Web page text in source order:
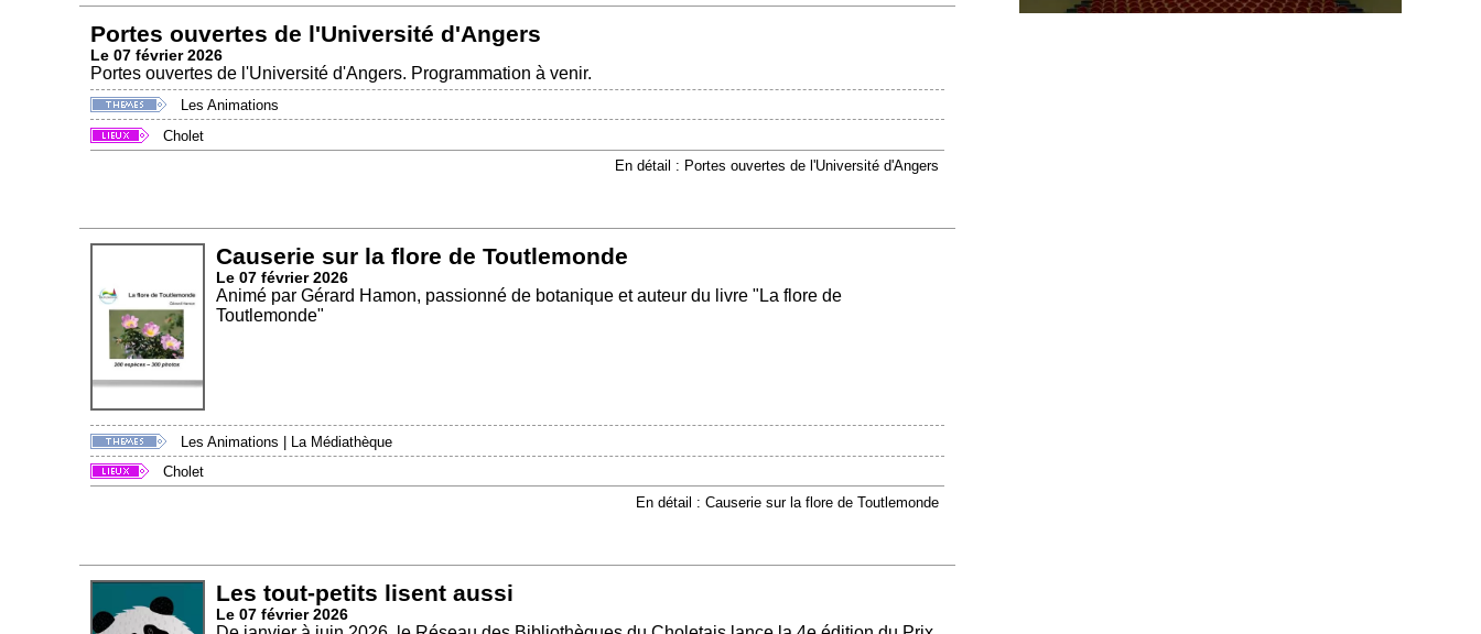
Portes ouvertes de l'Université d'Angers
Le 07 février 2026
Portes ouvertes de l'Université d'Angers. Programmation à venir.
Les Animations
Cholet
En détail : Portes ouvertes de l'Université d'Angers
Causerie sur la flore de Toutlemonde
Le 07 février 2026
Animé par Gérard Hamon, passionné de botanique et auteur du livre "La flore de
Toutlemonde"
Les Animations
La Médiathèque
Cholet
En détail : Causerie sur la flore de Toutlemonde
Les tout-petits lisent aussi
Le 07 février 2026